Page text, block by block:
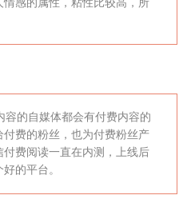
情感的属性，粘性比较高，所
容的自媒体都会有付费内容的
费的粉丝，也为付费粉丝产
付费阅读一直在内测，上线后
的平台。